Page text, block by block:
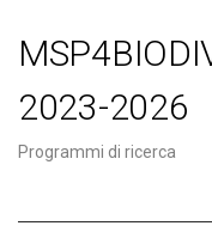
2023-2026
Programmi di ricerca